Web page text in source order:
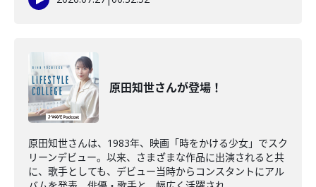
原田知世さんが登場！
原田知世さんは、1983年、映画「時をかける少女」でスク
リーンデビュー。以来、さまざまな作品に出演されると共
に、歌手としても、デビュー当時からコンスタントにアル